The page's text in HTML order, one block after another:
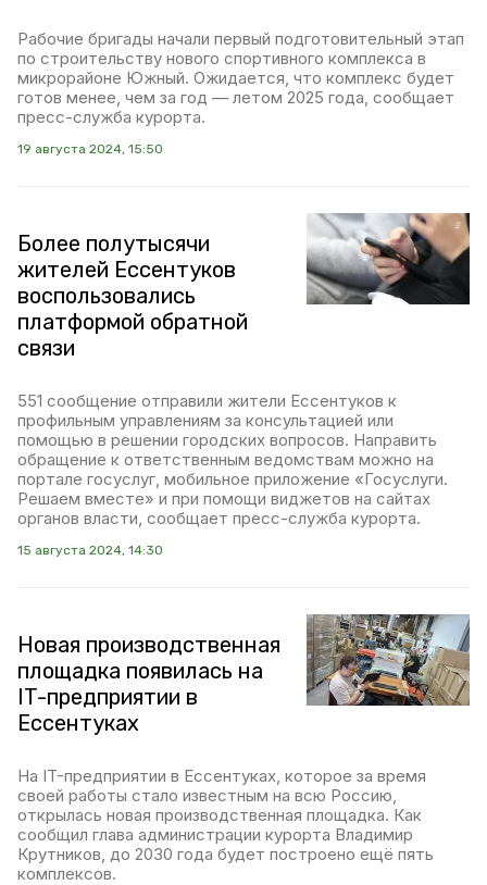
Рабочие бригады начали первый подготовительный этап
по строительству нового спортивного комплекса в
микрорайоне Южный. Ожидается, что комплекс будет
готов менее, чем за год — летом 2025 года, сообщает
пресс-служба курорта.
19 августа 2024, 15:50
Более полутысячи
жителей Ессентуков
воспользовались
платформой обратной
связи
551 сообщение отправили жители Ессентуков к
профильным управлениям за консультацией или
помощью в решении городских вопросов. Направить
обращение к ответственным ведомствам можно на
портале госуслуг, мобильное приложение «Госуслуги.
Решаем вместе» и при помощи виджетов на сайтах
органов власти, сообщает пресс-служба курорта.
15 августа 2024, 14:30
Новая производственная
площадка появилась на
IT-предприятии в
Ессентуках
На IT-предприятии в Ессентуках, которое за время
своей работы стало известным на всю Россию,
открылась новая производственная площадка. Как
сообщил глава администрации курорта Владимир
Крутников, до 2030 года будет построено ещё пять
комплексов.